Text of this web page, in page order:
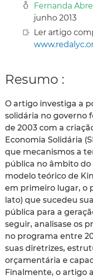
Fernanda
junho 2013
Ler artigo
Resumo :
O artigo investiga a
solidária no governo
de 2003 com a
Economia Solidária
que mecanismos a
pública no âmbito
modelo teórico de
em primeiro lugar, o
lato) que sucedeu
pública para a
seguir, analisase os
no programa entre
suas diretrizes,
orçamentária e
Finalmente, o artigo